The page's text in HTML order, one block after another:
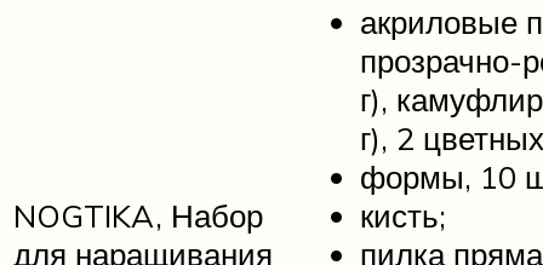
NOGTIKA, Набор
для наращивания
акриловые
прозрачно-
г),
г), 2
формы, 10
кисть;
пилка